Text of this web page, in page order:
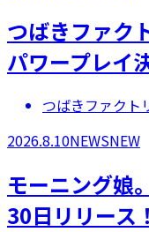
つばきファク
パワープレイ
つばきファクト
2026.8.10NEWSNEW
モーニング娘
30日リリース！